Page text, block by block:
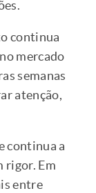
continua
mercado
semanas
atenção,
continua a
rigor. Em
entre